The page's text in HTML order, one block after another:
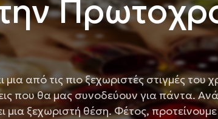
την
μια από τις πιο ξεχωριστές στιγμές
που θα μας συνοδεύουν για πάντα.
μια ξεχωριστή θέση. Φέτος,